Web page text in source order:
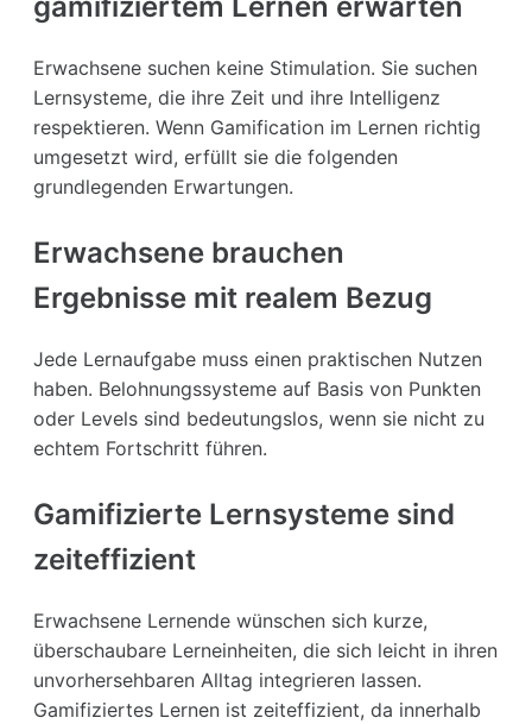
Erwachsene suchen keine Stimulation. Sie suchen
Lernsysteme, die ihre Zeit und ihre Intelligenz
respektieren. Wenn Gamification im Lernen richtig
umgesetzt wird, erfüllt sie die folgenden
grundlegenden Erwartungen.
Erwachsene brauchen
Ergebnisse mit realem Bezug
Jede Lernaufgabe muss einen praktischen Nutzen
haben. Belohnungssysteme auf Basis von Punkten
oder Levels sind bedeutungslos, wenn sie nicht zu
echtem Fortschritt führen.
Gamifizierte Lernsysteme sind
zeiteffizient
Erwachsene Lernende wünschen sich kurze,
überschaubare Lerneinheiten, die sich leicht in ihren
unvorhersehbaren Alltag integrieren lassen.
Gamifiziertes Lernen ist zeiteffizient, da innerhalb